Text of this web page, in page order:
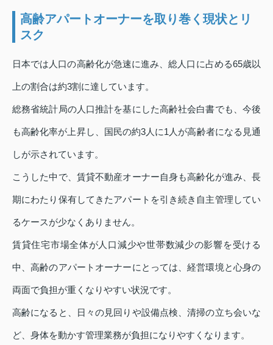
高齢アパートオーナーを取り巻く現状とリ
スク
日本では人口の高齢化が急速に進み、総人口に占める65歳以
上の割合は約3割に達しています。
総務省統計局の人口推計を基にした高齢社会白書でも、今後
も高齢化率が上昇し、国民の約3人に1人が高齢者になる見通
しが示されています。
こうした中で、賃貸不動産オーナー自身も高齢化が進み、長
期にわたり保有してきたアパートを引き続き自主管理してい
るケースが少なくありません。
賃貸住宅市場全体が人口減少や世帯数減少の影響を受ける
中、高齢のアパートオーナーにとっては、経営環境と心身の
両面で負担が重くなりやすい状況です。
高齢になると、日々の見回りや設備点検、清掃の立ち会いな
ど、身体を動かす管理業務が負担になりやすくなります。